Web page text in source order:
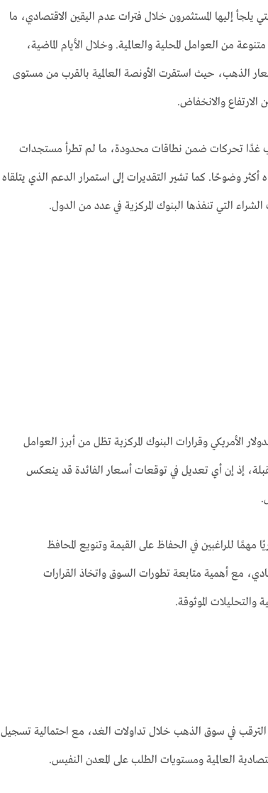
يلجأ إليها المستثمرون خلال فترات عدم اليقين الاقتصادي، ما
من العوامل المحلية والعالمية. وخلال الأيام الماضية،
الذهب، حيث استقرت الأونصة العالمية بالقرب من مستوى
غدًا تحركات ضمن نطاقات محدودة، ما لم تطرأ مستجدات
وضوحًا. كما تشير التقديرات إلى استمرار الدعم الذي يتلقاه
التي تنفذها البنوك المركزية في عدد من الدول.
الأمريكي وقرارات البنوك المركزية تظل من أبرز العوامل
إذ إن أي تعديل في توقعات أسعار الفائدة قد ينعكس
للراغبين في الحفاظ على القيمة وتنويع المحافظ
مع أهمية متابعة تطورات السوق واتخاذ القرارات
والتحليلات الموثوقة.
الترقب في سوق الذهب خلال تداولات الغد، مع احتمالية تسجيل
العالمية ومستويات الطلب على المعدن النفيس.